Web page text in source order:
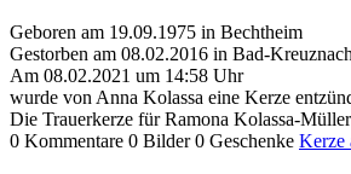
Geboren am 19.09.1975 in Bechtheim
Gestorben am 08.02.2016 in Bad-Kreuznach
Am 08.02.2021 um 14:58 Uhr
wurde von Anna Kolassa eine Kerze
Die Trauerkerze für Ramona Kolassa-
0 Kommentare 0 Bilder 0 Geschenke Kerze